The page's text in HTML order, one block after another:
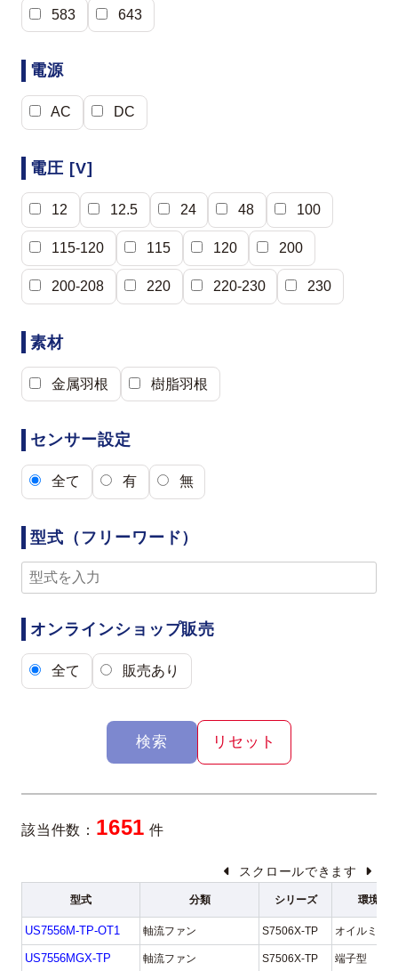
583 643
電源
AC DC
電圧 [V]
12 12.5 24 48 100
115-120 115 120 200
200-208 220 220-230 230
素材
金属羽根 樹脂羽根
センサー設定
全て 有 無
型式（フリーワード）
オンラインショップ販売
全て 販売あり
検索 リセット
該当件数： 1651 件
スクロールできます
型式 分類 シリーズ 環境対
US7556M-TP-OT1 軸流ファン S7506X-TP オイルミス
US7556MGX-TP 軸流ファン S7506X-TP 端子型